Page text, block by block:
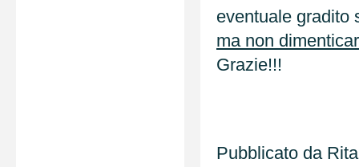
eventuale gradito
ma non
Grazie!!!
Pubblicato da